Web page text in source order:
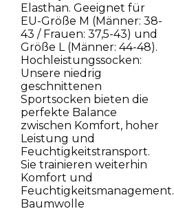
Elasthan. Geeignet für
EU-Größe M (Männer: 38-
43 / Frauen: 37,5-43) und
Größe L (Männer: 44-48).
Hochleistungssocken:
Unsere niedrig
geschnittenen
Sportsocken bieten die
perfekte Balance
zwischen Komfort, hoher
Leistung und
Feuchtigkeitstransport.
Sie trainieren weiterhin
Komfort und
Feuchtigkeitsmanagement.
Baumwolle